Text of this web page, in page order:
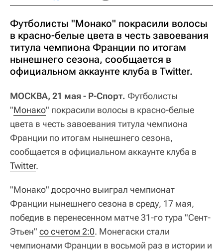
Футболисты "Монако" покрасили волосы
в красно-белые цвета в честь завоевания
титула чемпиона Франции по итогам
нынешнего сезона, сообщается в
официальном аккаунте клуба в Twitter.
МОСКВА, 21 мая - Р-Спорт. Футболисты
"Монако" покрасили волосы в красно-белые
цвета в честь завоевания титула чемпиона
Франции по итогам нынешнего сезона,
сообщается в официальном аккаунте клуба в
Twitter.
"Монако" досрочно выиграл чемпионат
Франции нынешнего сезона в среду, 17 мая,
победив в перенесенном матче 31-го тура "Сент-
Этьен" со счетом 2:0. Монегаски стали
чемпионами Франции в восьмой раз в истории и